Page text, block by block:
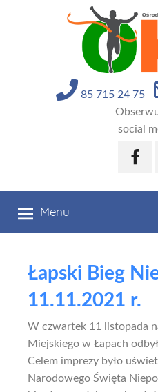
85 715 24 75
social
Menu
Łapski Bieg
11.11.2021 r.
W czwartek 11 listopada
Miejskiego w Łapach
Celem imprezy było
Narodowego Święta